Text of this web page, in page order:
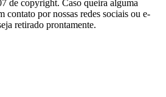
de copyright. Caso queira alguma
contato por nossas redes sociais ou e-
retirado prontamente.